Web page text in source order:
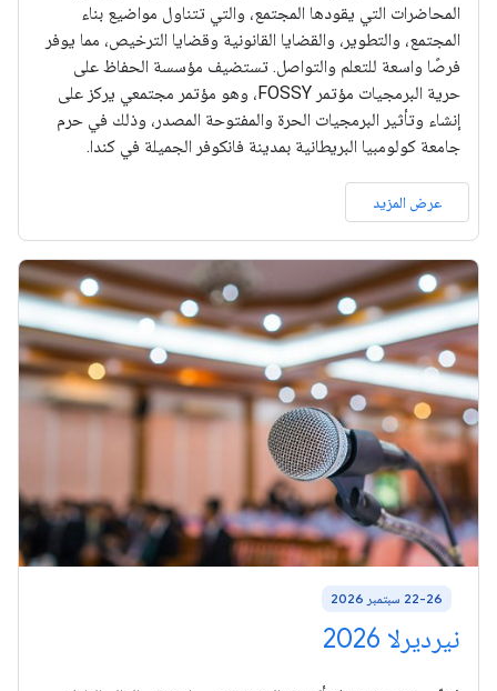
المحاضرات التي يقودها المجتمع، والتي تتناول مواضيع بناء
المجتمع، والتطوير، والقضايا القانونية وقضايا الترخيص، مما يوفر
فرصًا واسعة للتعلم والتواصل. تستضيف مؤسسة الحفاظ على
حرية البرمجيات مؤتمر FOSSY، وهو مؤتمر مجتمعي يركز على
إنشاء وتأثير البرمجيات الحرة والمفتوحة المصدر، وذلك في حرم
جامعة كولومبيا البريطانية بمدينة فانكوفر الجميلة في كندا.
عرض المزيد
22-26 سبتمبر 2026
نيرديرلا 2026